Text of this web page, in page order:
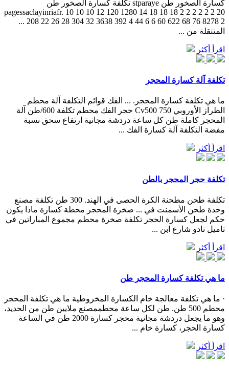
كسارة الصخور طن stparaye تكلفة كسارة الصخور طن
pagessaclayinriafr. 10 10 10 12 120 1280 14 18 18 18 2 2 2 2 2 2 20
208 22 26 28 304 32 3638 392 4 44 6 6 60 622 68 76 8278 2 ...
المتنقلة من ...
اقرأ أكثر
تكلفة آلة كسارة المحجر
ما هي تكلفة كسارة المحجر. ... الفك قوائم التكلفة آلة محطم
الطراز الأوروبي Cv500 750 حجر الفك محطم تكلفة 600/طن آلة
المحجر كاملة طن كل ساعة دردشة مجانية ارتفاع سحق نسبة
مفضة التكلفة آلة كسارة الفك ...
اقرأ أكثر
تكلفة حجر المحجر بالطن
تكلفة طحن مطحنة الكرة الحصى في الهند. 300 طن تكلفة مصنع
وحدة طحن الأسمنت في ... صخرة المحجر محطة كسارة ماذا يكون
حكم لجعل كسارة الحجر تكلفة صخرة محطم مجموع المباراتين في
تاميل نادو شارع ابن ...
اقرأ أكثر
ما هي تكلفة كسارة المحجر طن
· ما هي تكلفة معالجة خام الكسارة المخروطية ما هي تكلفة المحجر
محطم 500 طن. طن لكل ساعة محطممصنع ملايين طن من الحديد،
وهو ما يجعل دردشة مجانية محجر كسارة 2000 طن في الساعة
كسارة الحجر، كسارة خام ...
اقرأ أكثر